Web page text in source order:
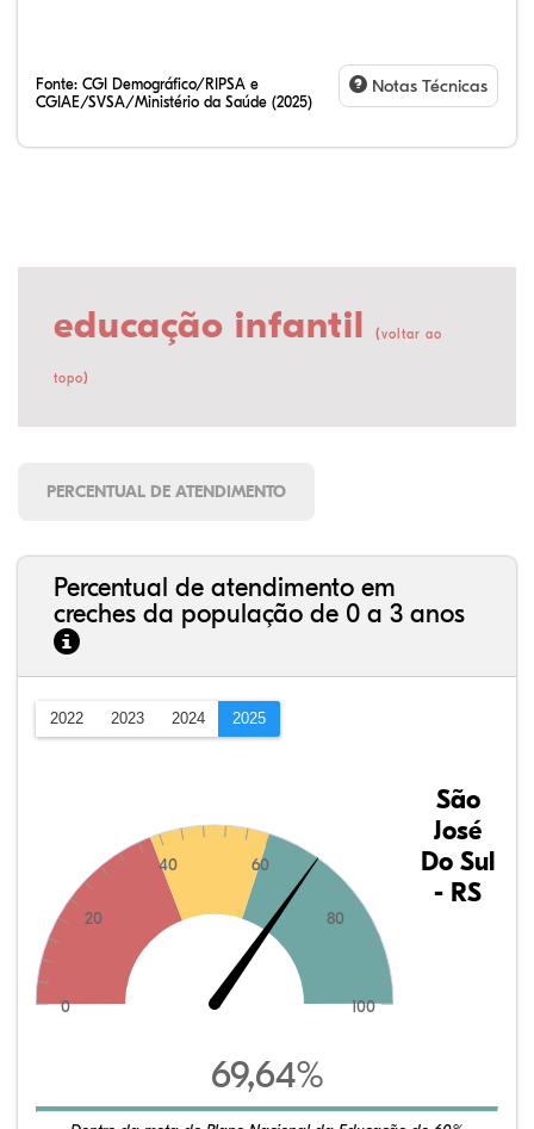
Fonte: CGI Demográfico/RIPSA e
CGIAE/SVSA/Ministério da Saúde (2025)
Notas Técnicas
educação infantil (voltar ao
topo)
PERCENTUAL DE ATENDIMENTO
Percentual de atendimento em
creches da população de 0 a 3 anos
2022 2023 2024 2025
0
20
40 60
80
100
São
José
Do Sul
- RS
69,64%